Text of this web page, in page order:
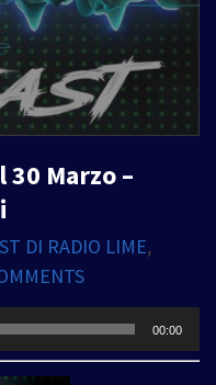
30 Marzo –
DI RADIO LIME,
00:00